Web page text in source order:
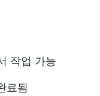
작업 가능
료됨